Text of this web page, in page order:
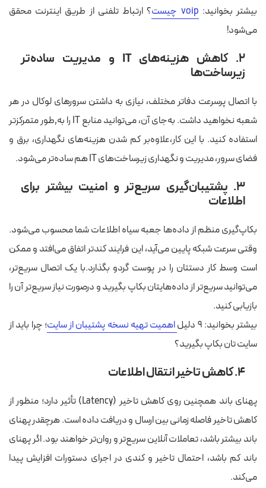
بیشتر بخوانید: voip چیست ؟ ارتباط تلفنی از طریق اینترنت محقق
می‌شود!
۲. کاهش هزینه‌های IT و مدیریت ساده‌تر
زیرساخت‌ها
با اتصال پرسرعت دفاتر مختلف، نیازی به داشتن سرورهای لوکال در هر
شعبه نخواهید داشت. به‌جای آن، می‌توانید منابع IT را به٬طور متمرکزتر
استفاده کنید. با این کار،‌علاوه‌بر کم شدن هزینه‌های نگهداری،‌ برق و
فضای سرور، مدیریت و نگهداری زیرساخت‌های IT هم ساده‌تر می‌شود.
۳. پشتیبان‌گیری سریع‌تر و امنیت بیشتر برای
اطلاعات
بکاپ‌گیری منظم از داده‌ها جعبه سیاه اطلاعات شما محسوب می‌شود.
وقتی سرعت شبکه پایین می‌آید، این فرایند کندتر اتفاق می‌افتد و ممکن
است وسط کار دستتان را در پوست گردو بگذارد.با یک اتصال سریع‌تر،
می‌توانید سریع‌تر از داده‌هایتان بکاپ بگیرید و درصورت نیاز سریع‌تر آن را
بازیابی کنید.
بیشتر بخوانید:
اهمیت تهیه نسخه پشتیبان از سایت؛ چرا باید از
سایت تان بکاپ بگیرید؟
۴. کاهش تاخیر انتقال اطلاعات
پهنای باند همچنین روی کاهش تاخیر (Latency) تأثیر دارد؛ منظور از
کاهش تاخیر فاصله‌ زمانی بین ارسال و دریافت داده است. هرچقدر پهنای
باند بیشتر باشد، تعاملات آنلاین سریع‌تر و روان‌تر خواهند بود. اگر پهنای
باند کم باشد، احتمال تاخیر و کندی در اجرای دستورات افزایش پیدا
می‌کند.